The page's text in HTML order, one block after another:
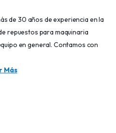
de 30 años de experiencia en la
repuestos para maquinaria
en general. Contamos con
Más